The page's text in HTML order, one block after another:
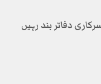
سرکاری دفاتر بند رہیں